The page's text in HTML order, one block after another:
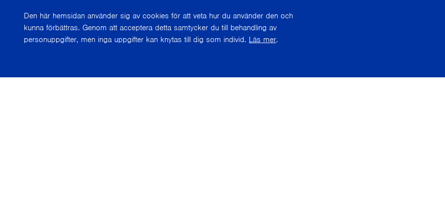
Den här hemsidan använder sig av cookies för att veta hur du använder den och
kunna förbättras. Genom att acceptera detta samtycker du till behandling av
personuppgifter, men inga uppgifter kan knytas till dig som individ. Läs mer.